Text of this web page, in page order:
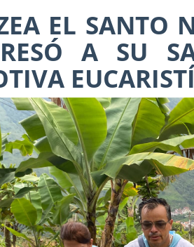
EL SANTO
A SU